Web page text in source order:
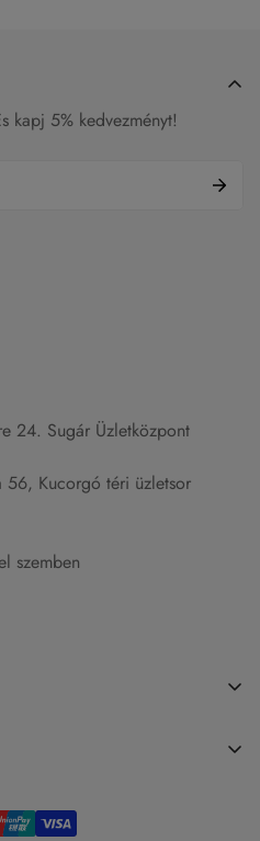
24. Sugár Üzletközpont
56, Kucorgó téri üzletsor
szemben
kapj 5% kedvezményt!